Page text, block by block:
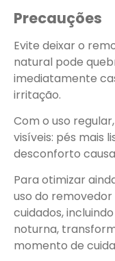
Precauções
Evite deixar o
natural pode
imediatamente
irritação.
Com o uso
visíveis: pés mais
desconforto
Para otimizar
uso do
cuidados,
noturna,
momento de